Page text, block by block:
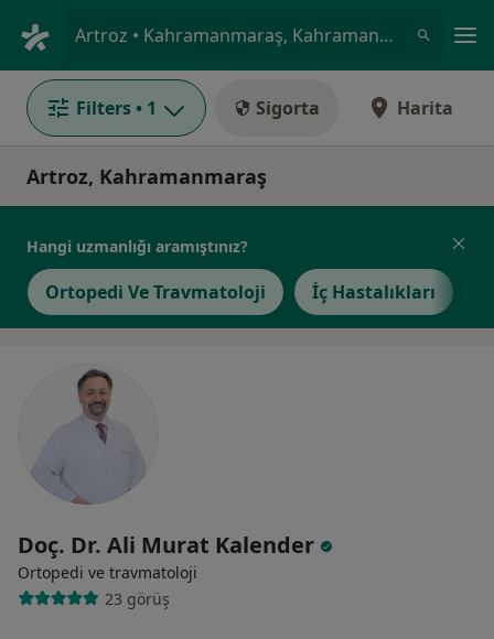
Artroz • Kahramanmaraş, Kahramanmaraş
Filters • 1 Sigorta Harita
Artroz, Kahramanmaraş
Hangi uzmanlığı aramıştınız?
Ortopedi Ve Travmatoloji İç Hastalıkları
Doç. Dr. Ali Murat Kalender
Ortopedi ve travmatoloji
23 görüş